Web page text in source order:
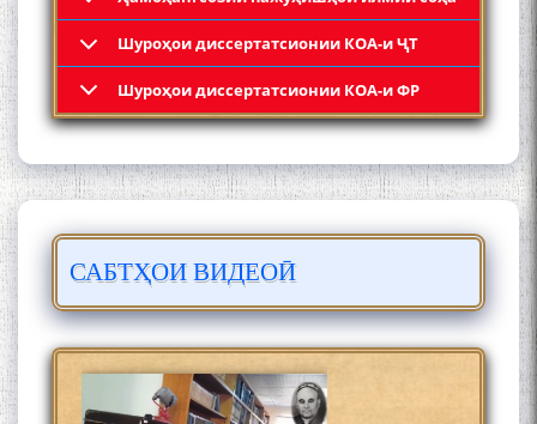
Шyроҳои диссертатсионии КОА-и ҶТ
Шyроҳои диссертатсионии КОА-и ФР
САБТҲОИ ВИДЕОӢ
Кадамчо Худои Шарифзода
Сайре дар Осорхона
Муҳаммадҷон Раҳимӣ